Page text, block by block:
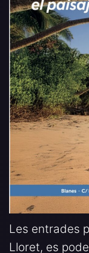
Les entrades
Lloret, es